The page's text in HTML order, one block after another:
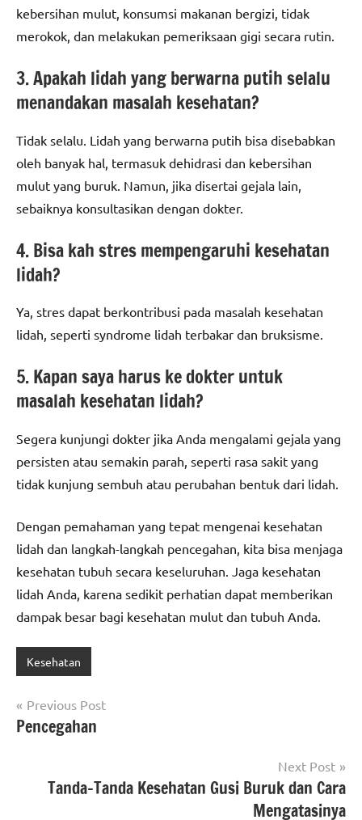
kebersihan mulut, konsumsi makanan bergizi, tidak
merokok, dan melakukan pemeriksaan gigi secara rutin.
3. Apakah lidah yang berwarna putih selalu
menandakan masalah kesehatan?
Tidak selalu. Lidah yang berwarna putih bisa disebabkan
oleh banyak hal, termasuk dehidrasi dan kebersihan
mulut yang buruk. Namun, jika disertai gejala lain,
sebaiknya konsultasikan dengan dokter.
4. Bisa kah stres mempengaruhi kesehatan
lidah?
Ya, stres dapat berkontribusi pada masalah kesehatan
lidah, seperti syndrome lidah terbakar dan bruksisme.
5. Kapan saya harus ke dokter untuk
masalah kesehatan lidah?
Segera kunjungi dokter jika Anda mengalami gejala yang
persisten atau semakin parah, seperti rasa sakit yang
tidak kunjung sembuh atau perubahan bentuk dari lidah.
Dengan pemahaman yang tepat mengenai kesehatan
lidah dan langkah-langkah pencegahan, kita bisa menjaga
kesehatan tubuh secara keseluruhan. Jaga kesehatan
lidah Anda, karena sedikit perhatian dapat memberikan
dampak besar bagi kesehatan mulut dan tubuh Anda.
Kesehatan
Post
navigation
Previous Post
Pencegahan
Next Post
Tanda-Tanda Kesehatan Gusi Buruk dan Cara
Mengatasinya